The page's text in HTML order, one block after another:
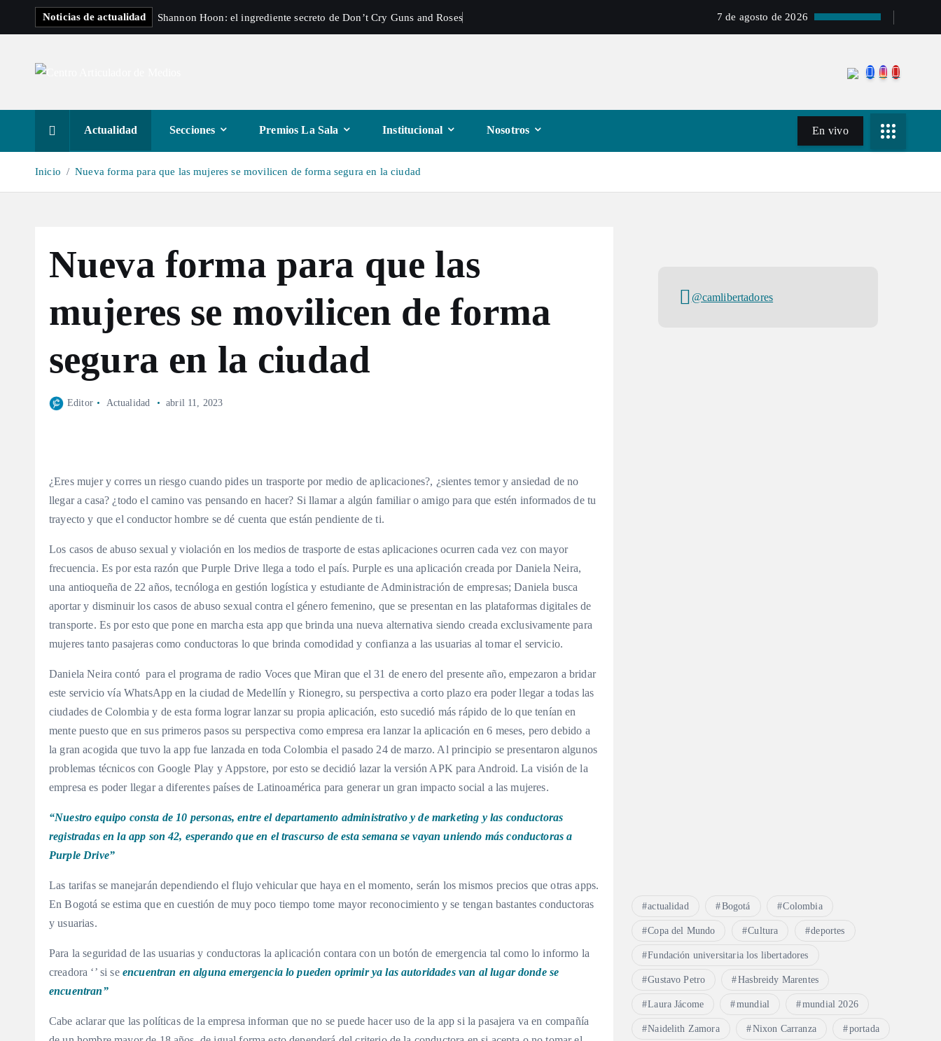
Noticias de actualidad Shannon Hoon: el ingrediente secreto de Don’t Cry Guns and Roses 7 de agosto de 2026
Actualidad Secciones Premios La Sala Institucional Nosotros En vivo
Inicio Nueva forma para que las mujeres se movilicen de forma segura en la ciudad
Nueva forma para que las
mujeres se movilicen de forma
segura en la ciudad
Editor Actualidad abril 11, 2023
¿Eres mujer y corres un riesgo cuando pides un trasporte por medio de aplicaciones?, ¿sientes temor y ansiedad de no
llegar a casa? ¿todo el camino vas pensando en hacer? Si llamar a algún familiar o amigo para que estén informados de tu
trayecto y que el conductor hombre se dé cuenta que están pendiente de ti.
Los casos de abuso sexual y violación en los medios de trasporte de estas aplicaciones ocurren cada vez con mayor
frecuencia. Es por esta razón que Purple Drive llega a todo el país. Purple es una aplicación creada por Daniela Neira,
una antioqueña de 22 años, tecnóloga en gestión logística y estudiante de Administración de empresas; Daniela busca
aportar y disminuir los casos de abuso sexual contra el género femenino, que se presentan en las plataformas digitales de
transporte. Es por esto que pone en marcha esta app que brinda una nueva alternativa siendo creada exclusivamente para
mujeres tanto pasajeras como conductoras lo que brinda comodidad y confianza a las usuarias al tomar el servicio.
Daniela Neira contó para el programa de radio Voces que Miran que el 31 de enero del presente año, empezaron a bridar
este servicio vía WhatsApp en la ciudad de Medellín y Rionegro, su perspectiva a corto plazo era poder llegar a todas las
ciudades de Colombia y de esta forma lograr lanzar su propia aplicación, esto sucedió más rápido de lo que tenían en
mente puesto que en sus primeros pasos su perspectiva como empresa era lanzar la aplicación en 6 meses, pero debido a
la gran acogida que tuvo la app fue lanzada en toda Colombia el pasado 24 de marzo. Al principio se presentaron algunos
problemas técnicos con Google Play y Appstore, por esto se decidió lazar la versión APK para Android. La visión de la
empresa es poder llegar a diferentes países de Latinoamérica para generar un gran impacto social a las mujeres.
“Nuestro equipo consta de 10 personas, entre el departamento administrativo y de marketing y las conductoras
registradas en la app son 42, esperando que en el trascurso de esta semana se vayan uniendo más conductoras a
Purple Drive”
Las tarifas se manejarán dependiendo el flujo vehicular que haya en el momento, serán los mismos precios que otras apps.
En Bogotá se estima que en cuestión de muy poco tiempo tome mayor reconocimiento y se tengan bastantes conductoras
y usuarias.
Para la seguridad de las usuarias y conductoras la aplicación contara con un botón de emergencia tal como lo informo la
creadora ‘’ si se encuentran en alguna emergencia lo pueden oprimir ya las autoridades van al lugar donde se
encuentran”
Cabe aclarar que las políticas de la empresa informan que no se puede hacer uso de la app si la pasajera va en compañía
@camlibertadores
actualidad Bogotá Colombia
Copa del Mundo Cultura deportes
Fundación universitaria los libertadores
Gustavo Petro Hasbreidy Marentes
Laura Jácome mundial mundial 2026
Naidelith Zamora Nixon Carranza portada